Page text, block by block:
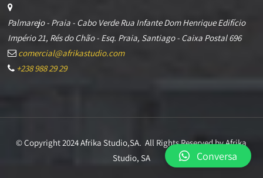
Palmarejo - Praia - Cabo Verde Rua Infante Dom Henrique Edifício
Império 21, Rés do Chão - Esq. Praia, Santiago - Caixa Postal 696
comercial@afrikastudio.com
+238 988 29 29
© Copyright 2024 Afrika Studio,SA. All Rights Reserved by Afrika
Studio, SA
Conversa